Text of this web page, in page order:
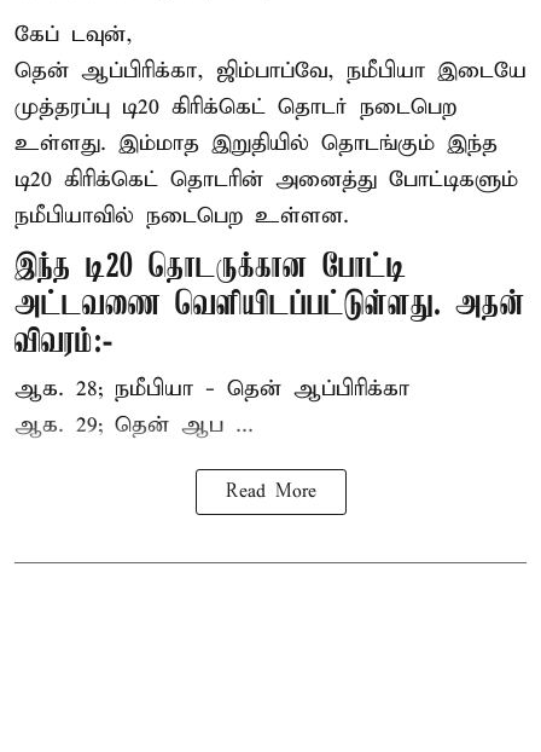
கேப் டவுன்,
தென் ஆப்பிரிக்கா, ஜிம்பாப்வே, நமீபியா இடையே
முத்தரப்பு டி20 கிரிக்கெட் தொடர் நடைபெற
உள்ளது. இம்மாத இறுதியில் தொடங்கும் இந்த
டி20 கிரிக்கெட் தொடரின் அனைத்து போட்டிகளும்
நமீபியாவில் நடைபெற உள்ளன.
இந்த டி20 தொடருக்கான போட்டி
அட்டவணை வெளியிடப்பட்டுள்ளது. அதன்
விவரம்:-
ஆக. 28; நமீபியா - தென் ஆப்பிரிக்கா
ஆக. 29; தென் ஆப ...
Read More